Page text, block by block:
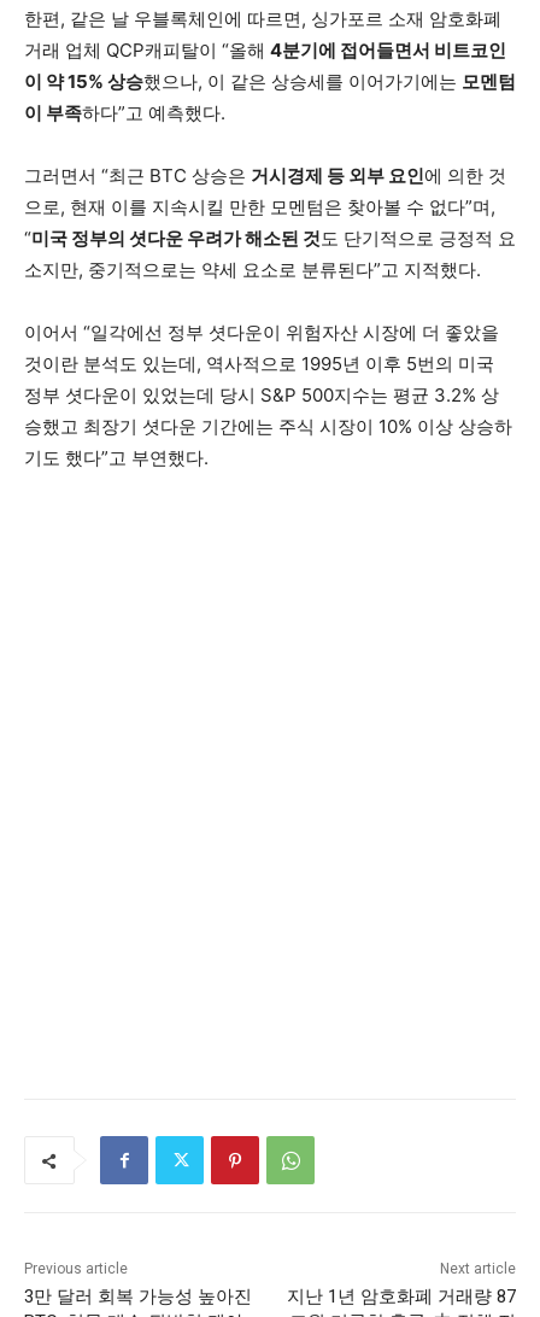
한편, 같은 날 우블록체인에 따르면, 싱가포르 소재 암호화폐
거래 업체 QCP캐피탈이 “올해 4분기에 접어들면서 비트코인
이 약 15% 상승했으나, 이 같은 상승세를 이어가기에는 모멘텀
이 부족하다”고 예측했다.
그러면서 “최근 BTC 상승은 거시경제 등 외부 요인에 의한 것
으로, 현재 이를 지속시킬 만한 모멘텀은 찾아볼 수 없다”며,
“미국 정부의 셧다운 우려가 해소된 것도 단기적으로 긍정적 요
소지만, 중기적으로는 약세 요소로 분류된다”고 지적했다.
이어서 “일각에선 정부 셧다운이 위험자산 시장에 더 좋았을
것이란 분석도 있는데, 역사적으로 1995년 이후 5번의 미국
정부 셧다운이 있었는데 당시 S&P 500지수는 평균 3.2% 상
승했고 최장기 셧다운 기간에는 주식 시장이 10% 이상 상승하
기도 했다”고 부연했다.
Previous article
3만 달러 회복 가능성 높아진
Next article
지난 1년 암호화폐 거래량 87